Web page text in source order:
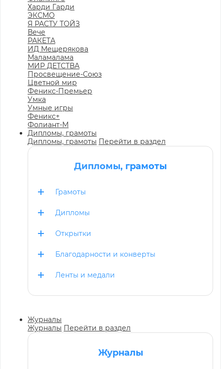
Харди Гарди
ЭКСМО
Я РАСТУ ТОЙЗ
Вече
РАКЕТА
ИД Мещерякова
Маламалама
МИР ДЕТСТВА
Просвещение-Союз
Цветной мир
Феникс-Премьер
Умка
Умные игры
Феникс+
Фолиант-М
Дипломы, грамоты
Дипломы, грамоты Перейти в раздел
Дипломы, грамоты
Грамоты
Дипломы
Открытки
Благодарности и конверты
Ленты и медали
Журналы
Журналы Перейти в раздел
Журналы